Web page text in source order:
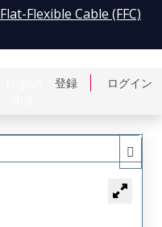
登録 ログイン
Flat-Flexible Cable (FFC)